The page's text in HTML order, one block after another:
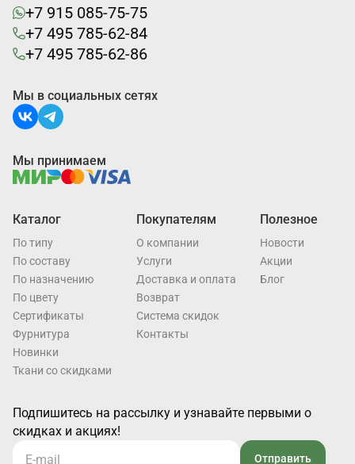
+7 915 085-75-75
+7 495 785-62-84
+7 495 785-62-86
Каталог
По типу
По составу
По назначению
По цвету
Cертификаты
Фурнитура
Новинки
Ткани со скидками
Покупателям
О компании
Услуги
Доставка и оплата
Возврат
Система скидок
Контакты
Полезное
Новости
Акции
Блог
Подпишитесь на рассылку и узнавайте первыми о
скидках и акциях!
Отправить
Мы в социальных сетях
Мы принимаем